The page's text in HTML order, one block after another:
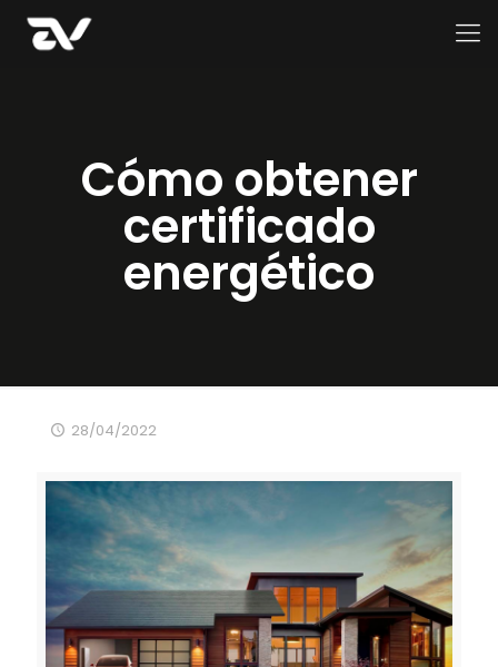
Cómo obtener
certificado
energético
28/04/2022